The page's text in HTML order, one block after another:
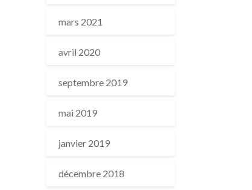
mars 2021
avril 2020
septembre 2019
mai 2019
janvier 2019
décembre 2018